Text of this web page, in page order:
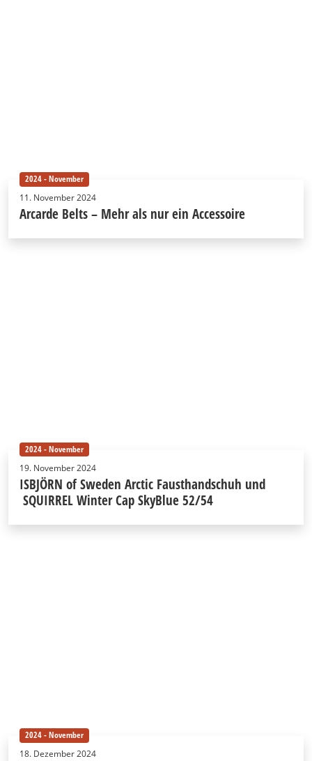
2024 - November
11. November 2024
Arcarde Belts – Mehr als nur ein Accessoire
2024 - November
19. November 2024
ISBJÖRN of Sweden Arctic Fausthandschuh und
SQUIRREL Winter Cap SkyBlue 52/54
2024 - November
18. Dezember 2024